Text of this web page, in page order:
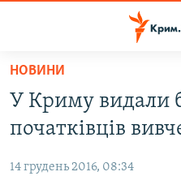
Перейти
основного
матеріалу
до
ВОДА.КРИМ
НОВИНИ
У Криму видали
початківців
14 грудень 2016, 08:34